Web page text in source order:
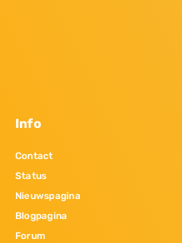
Info
Contact
Status
Nieuwspagina
Blogpagina
Forum